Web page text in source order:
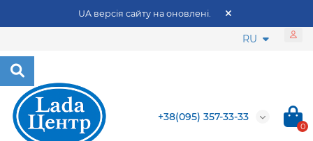
UA версія сайту на оновлені.
RU
+38(095) 357-33-33
0